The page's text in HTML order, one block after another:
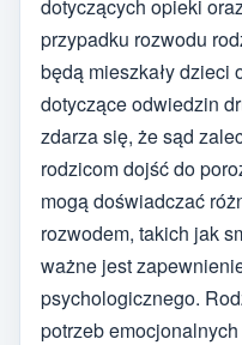
dotyczących opieki
przypadku rozwodu
będą mieszkały dzieci
dotyczące odwiedzin
zdarza się, że sąd
rodzicom dojść do
mogą doświadczać
rozwodem, takich jak
ważne jest
psychologicznego.
potrzeb